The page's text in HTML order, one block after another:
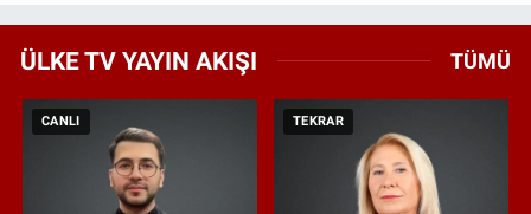
ÜLKE TV YAYIN AKIŞI TÜMÜ
CANLI TEKRAR